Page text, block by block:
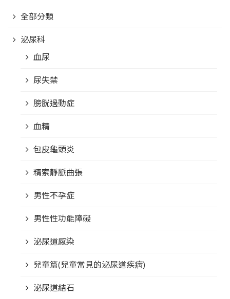
全部分類
泌尿科
血尿
尿失禁
膀胱過動症
血精
包皮龜頭炎
精索靜脈曲張
男性不孕症
男性性功能障礙
泌尿道感染
兒童篇(兒童常見的泌尿道疾病)
泌尿道結石